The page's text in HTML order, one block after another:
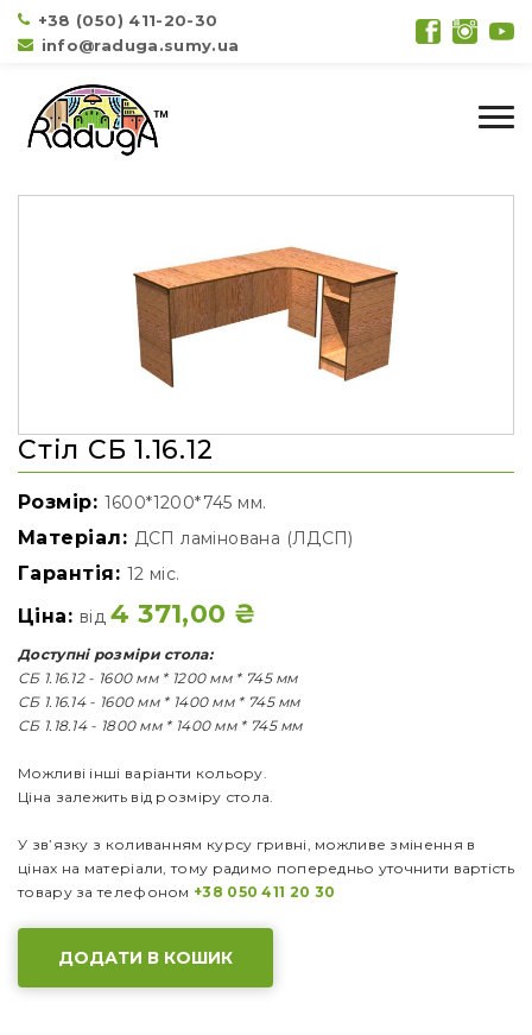
+38 (050) 411-20-30
info@raduga.sumy.ua
Стіл СБ 1.16.12
Розмір: 1600*1200*745 мм.
Матеріал: ДСП ламінована (ЛДСП)
Гарантія: 12 міс.
Ціна: від4 371,00 ₴
Доступні розміри стола:
СБ 1.16.12 - 1600 мм * 1200 мм * 745 мм
СБ 1.16.14 - 1600 мм * 1400 мм * 745 мм
СБ 1.18.14 - 1800 мм * 1400 мм * 745 мм
Можливі інші варіанти кольору.
Ціна залежить від розміру стола.
У зв’язку з коливанням курсу гривні, можливе змінення в
цінах на матеріали, тому радимо попередньо уточнити вартість
товару за телефоном +38 050 411 20 30
ДОДАТИ В КОШИК